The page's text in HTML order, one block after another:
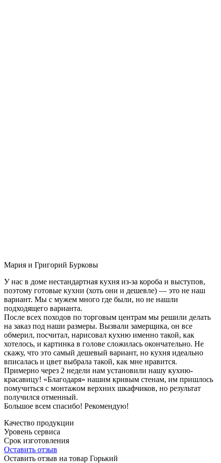
Мария и Григорий Бурковы
У нас в доме нестандартная кухня из-за короба и выступов,
поэтому готовые кухни (хоть они и дешевле) — это не наш
вариант. Мы с мужем много где были, но не нашли
подходящего варианта.
После всех походов по торговым центрам мы решили делать
на заказ под наши размеры. Вызвали замерщика, он все
обмерил, посчитал, нарисовал кухню именно такой, как
хотелось, и картинка в голове сложилась окончательно. Не
скажу, что это самый дешевый вариант, но кухня идеально
вписалась и цвет выбрала такой, как мне нравится.
Примерно через 2 недели нам установили нашу кухню-
красавицу! «Благодаря» нашим кривым стенам, им пришлось
помучиться с монтажом верхних шкафчиков, но результат
получился отменный.
Большое всем спасибо! Рекомендую!
Качество продукции
Уровень сервиса
Срок изготовления
Оставить отзыв
Оставить отзыв на товар Горький